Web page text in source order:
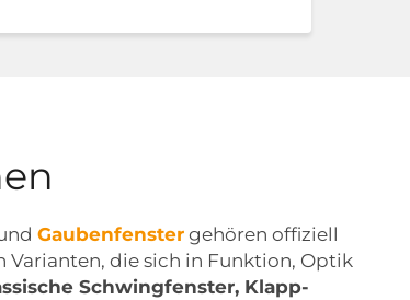
Gaubenfenster gehören offiziell
Varianten, die sich in Funktion, Optik
Schwingfenster, Klapp-